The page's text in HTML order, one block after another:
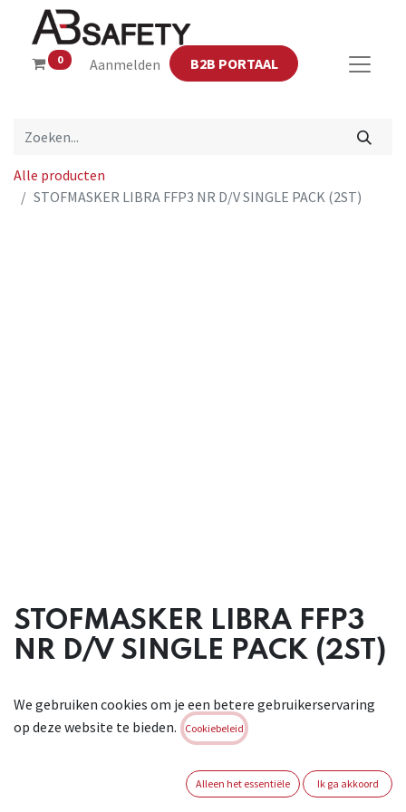
0 Aanmelden B2B PORTAAL
Alle producten
STOFMASKER LIBRA FFP3 NR D/V SINGLE PACK (2ST)
STOFMASKER LIBRA FFP3
NR D/V SINGLE PACK (2ST)
filterdoek met
neuskussentje dat de vorm van het gelaat aanneemt. Het
(v) zorgt voor een lagere uitademweerstand en een lage
We gebruiken cookies om je een betere gebruikerservaring
op deze website te bieden.
Cookiebeleid
Alleen het essentiële Ik ga akkoord